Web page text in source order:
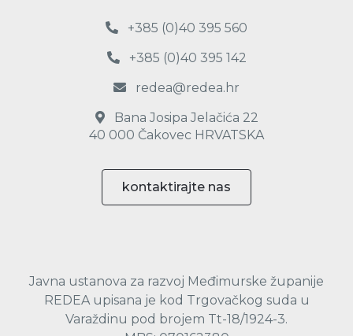
+385 (0)40 395 560
+385 (0)40 395 142
redea@redea.hr
Bana Josipa Jelačića 22
40 000 Čakovec HRVATSKA
kontaktirajte nas
Javna ustanova za razvoj Međimurske županije
REDEA upisana je kod Trgovačkog suda u
Varaždinu pod brojem Tt-18/1924-3.